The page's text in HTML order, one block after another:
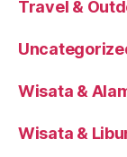
Travel &
Wisata &
Wisata &